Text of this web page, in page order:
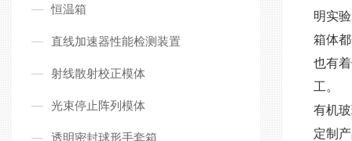
恒温箱
直线加速器性能检测装置
射线散射校正模体
光束停止阵列模体
透明密封球形手套箱
明实
箱体
也有
工。
有机
定制